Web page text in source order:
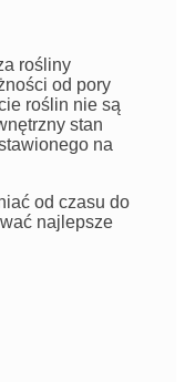
rośliny
od pory
roślin nie są
stan
na
od czasu do
najlepsze